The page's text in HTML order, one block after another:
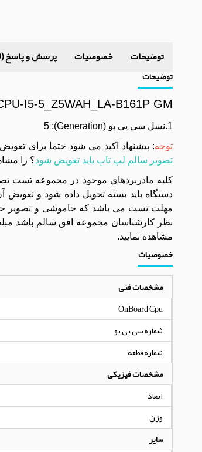
توضیحات خصوصیات پرسش و پاسخ (0)
توضیحات
I5-5_Z5WAH_LA-B161P GM
1.نسل سی پی یو (Generation): 5
توجه: پیشنهاد اکید می شود حتما برای
تصویر سالم لپ تاپ باید تعویض شود؟ را
مهلت تست می باشد که خاموشی و تصویر
نظر کارشناسان مجموعه افق سالم باشد
مشاهده نمایید.
خصوصیات
مشخصات فنی
OnBoard Cpu
شماره سی پی یو
شماره قطعه
مشخصات فیزیکی
ابعاد
وزن
سایر